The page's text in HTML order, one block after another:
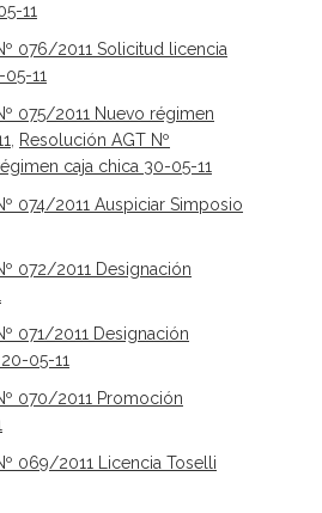
11
076/2011 Solicitud licencia
11
075/2011 Nuevo régimen
Resolución AGT Nº
caja chica 30-05-11
074/2011 Auspiciar Simposio
072/2011 Designación
071/2011 Designación
05-11
070/2011 Promoción
069/2011 Licencia Toselli